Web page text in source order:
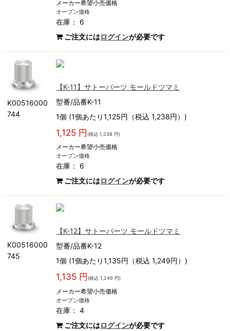
メーカー希望小売価格
オープン価格
在庫： 6
ご注文にはログインが必要です
K00516000
744
【K-11】サトーパーツ モールドツマミ
型番/品番K-11
1個 (1個あたり1,125円（税込 1,238円）)
1,125 円 (税込 1,238 円)
メーカー希望小売価格
オープン価格
在庫： 6
ご注文にはログインが必要です
K00516000
745
【K-12】サトーパーツ モールドツマミ
型番/品番K-12
1個 (1個あたり1,135円（税込 1,249円）)
1,135 円 (税込 1,249 円)
メーカー希望小売価格
オープン価格
在庫： 4
ご注文にはログインが必要です